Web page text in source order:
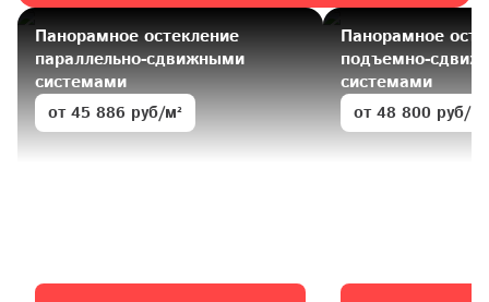
Панорамное остекление
параллельно-сдвижными
системами
от 45 886 руб/м²
Панорамное
подъемно-
системами
от 48 800 руб/м²